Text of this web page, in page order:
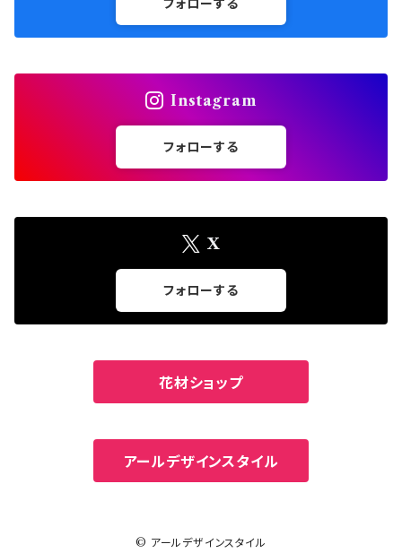
ハートフレームシリーズ
クマのぬいぐるみ
カーネーションベア
フォローする
Instagram
フォローする
X
フォローする
花材ショップ
アールデザインスタイル
© アールデザインスタイル